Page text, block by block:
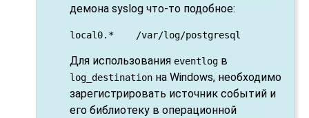
демона syslog что-то подобное:
local0.*    /var/log/postgresql
Для использования eventlog в
log_destination на Windows, необходимо
зарегистрировать источник событий и
его библиотеку в операционной